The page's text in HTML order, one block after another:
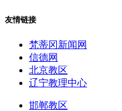
友情链接
梵蒂冈新闻网
信德网
北京教区
辽宁教理中心
邯郸教区